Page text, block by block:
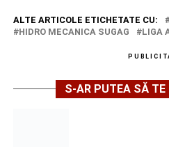
ALTE ARTICOLE ETICHETATE CU:
HIDRO MECANICA SUGAG
LIGA
S-AR PUTEA SĂ TE